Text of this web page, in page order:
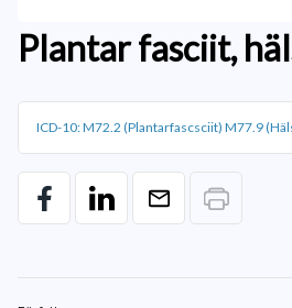
Plantar fasciit,
ICD-10: M72.2 (Plantarfascsciit) M77.9